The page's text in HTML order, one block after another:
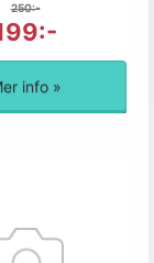
250:-
info »